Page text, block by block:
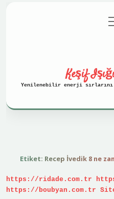
Keşif
Yenilenebilir enerji
Etiket: Recep İvedik 8 ne
https://ridade.com.tr
https://boubyan.com.tr